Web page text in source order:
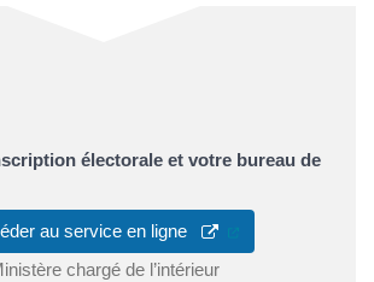
électorale et votre bureau de
au service en ligne
(ouverture dans
chargé de l’intérieur